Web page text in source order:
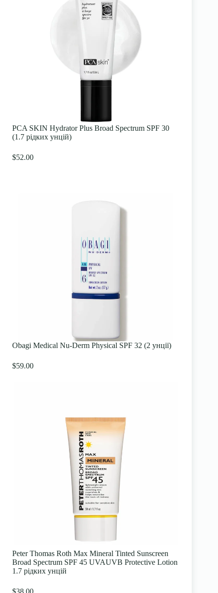
PCA SKIN Hydrator Plus Broad Spectrum SPF 30
(1.7 рідких унцій)
$52.00
Obagi Medical Nu-Derm Physical SPF 32 (2 унції)
$59.00
Peter Thomas Roth Max Mineral Tinted Sunscreen
Broad Spectrum SPF 45 UVAUVB Protective Lotion
1.7 рідких унцій
$38.00